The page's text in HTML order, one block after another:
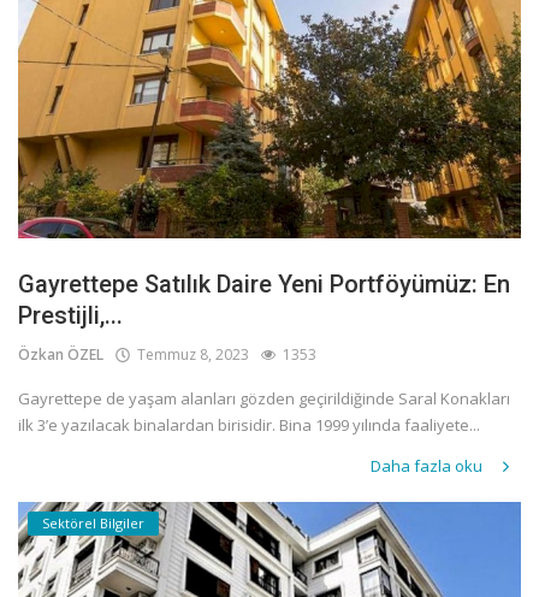
Gayrettepe Satılık Daire Yeni Portföyümüz: En
Prestijli,...
Özkan ÖZEL Temmuz 8, 2023 1353
Gayrettepe de yaşam alanları gözden geçirildiğinde Saral Konakları
ilk 3’e yazılacak binalardan birisidir. Bina 1999 yılında faaliyete...
Daha fazla oku
Sektörel Bilgiler